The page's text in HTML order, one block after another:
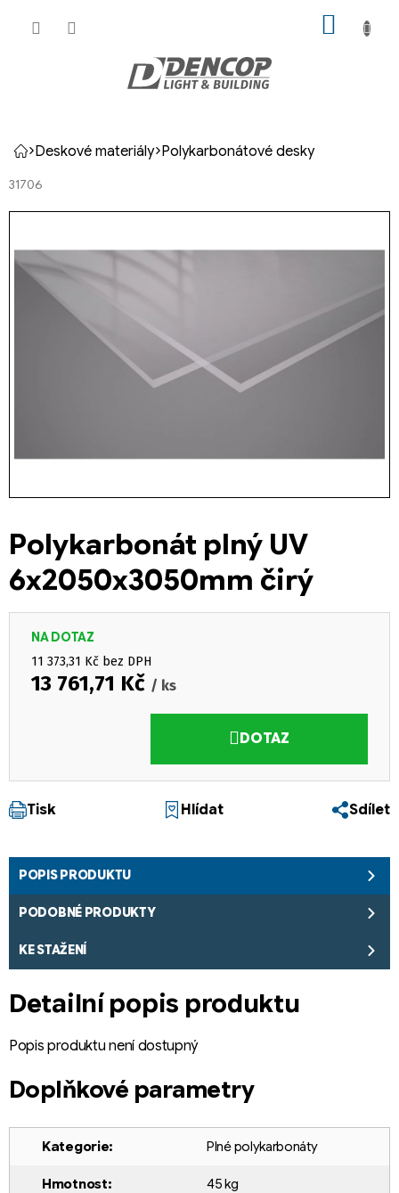
Domů
Deskové materiály Polykarbonátové desky
31706
Polykarbonát plný UV
6x2050x3050mm čirý
NA DOTAZ
13 761,71 Kč / ks
11 373,31 Kč bez DPH
DOTAZ
Tisk Hlídat Sdílet
POPIS PRODUKTU
PODOBNÉ PRODUKTY
KE STAŽENÍ
Detailní popis produktu
Popis produktu není dostupný
Doplňkové parametry
Kategorie: Plné polykarbonáty
Hmotnost: 45 kg